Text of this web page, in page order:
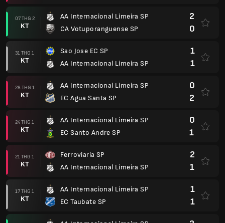
07 THG 2
KT
AA Internacional Limeira SP
CA Votuporanguense SP
2
0
31 THG 1
KT
Sao Jose EC SP
AA Internacional Limeira SP
1
1
28 THG 1
KT
AA Internacional Limeira SP
EC Agua Santa SP
0
2
24 THG 1
KT
AA Internacional Limeira SP
EC Santo Andre SP
0
1
21 THG 1
KT
Ferroviaria SP
AA Internacional Limeira SP
2
1
17 THG 1
KT
AA Internacional Limeira SP
EC Taubate SP
1
1